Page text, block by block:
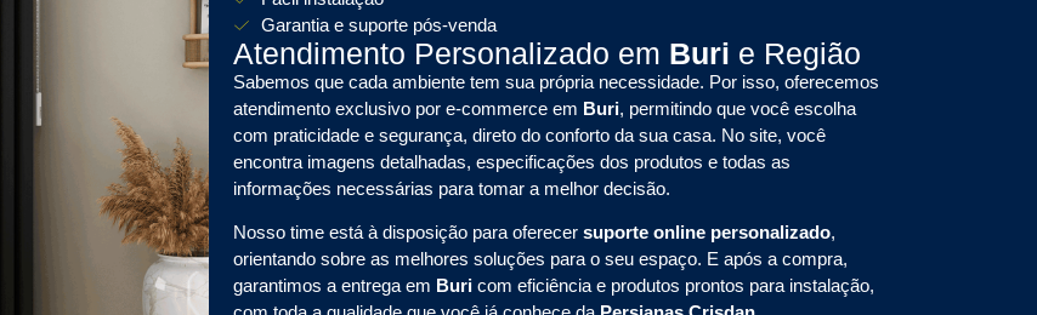
Garantia e suporte pós-venda
Atendimento Personalizado em Buri e Região
Sabemos que cada ambiente tem sua própria necessidade. Por isso, oferecemos
atendimento exclusivo por e-commerce em Buri, permitindo que você escolha
com praticidade e segurança, direto do conforto da sua casa. No site, você
encontra imagens detalhadas, especificações dos produtos e todas as
informações necessárias para tomar a melhor decisão.
Nosso time está à disposição para oferecer suporte online personalizado,
orientando sobre as melhores soluções para o seu espaço. E após a compra,
garantimos a entrega em Buri com eficiência e produtos prontos para instalação,